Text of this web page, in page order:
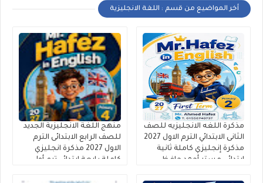
أخر المواضيع من قسم : اللغة الانجليزية
مذكرة اللغه الانجليزيه للصف
الثانى الابتدائي الترم الاول 2027
مذكرة إنجليزي كاملة ثانية
ابتدائى مستر أحمد حافظ
منهج اللغة الانجليزية الجديد
للصف الرابع الابتدائى الترم
الاول 2027 مذكرة انجليزي
كاملة رابعة ابتدائي ترم أول